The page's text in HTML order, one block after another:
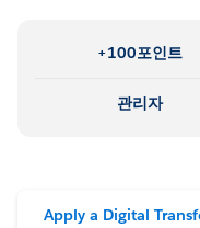
+100포인트
관리자
Apply a Digital